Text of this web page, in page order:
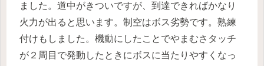
ました。道中がきついですが、到達できればかなり
火力が出ると思います。制空はボス劣勢です。熟練
付けもしました。機動にしたことでやまむさタッチ
が２周目で発動したときにボスに当たりやすくなっ